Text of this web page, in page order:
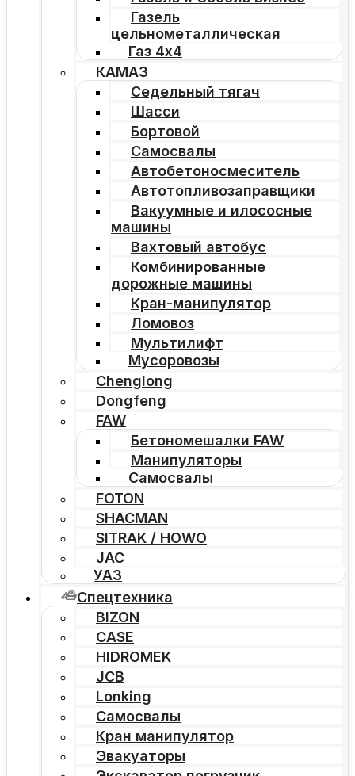
Газель
цельнометаллическая
Газ 4х4
КАМАЗ
Седельный тягач
Шасси
Бортовой
Самосвалы
Автобетоносмеситель
Автотопливозаправщики
Вакуумные и илососные
машины
Вахтовый автобус
Комбинированные
дорожные машины
Кран-манипулятор
Ломовоз
Мультилифт
Мусоровозы
Chenglong
Dongfeng
FAW
Бетономешалки FAW
Манипуляторы
Самосвалы
FOTON
SHACMAN
SITRAK / HOWO
JAC
УАЗ
Спецтехника
BIZON
CASE
HIDROMEK
JCB
Lonking
Самосвалы
Кран манипулятор
Эвакуаторы